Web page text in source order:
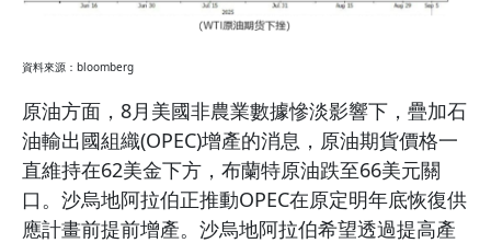
資料來源：bloomberg
原油方面，8月美國非農業數據慘淡影響下，疊加石
油輸出國組織(OPEC)增產的消息，原油期貨價格一
直維持在62美金下方，布蘭特原油跌至66美元關
口。沙烏地阿拉伯正推動OPEC在原定明年底恢復供
應計畫前提前增產。沙烏地阿拉伯希望透過提高產